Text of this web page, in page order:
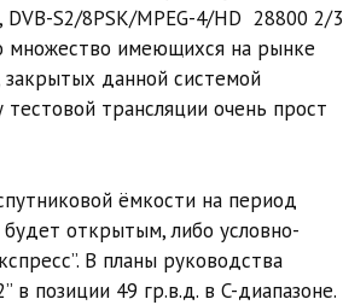
S2/8PSK/MPEG-4/HD 28800 2/3
множество имеющихся на рынке
данной системой
трансляции очень прост
ёмкости на период
открытым, либо условно-
В планы руководства
позиции 49 гр.в.д. в C-диапазоне.